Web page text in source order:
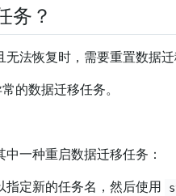
务？
法恢复时，需要重置数据
的数据迁移任务。
一种重启数据迁移任务：
指定新的任务名，然后使用